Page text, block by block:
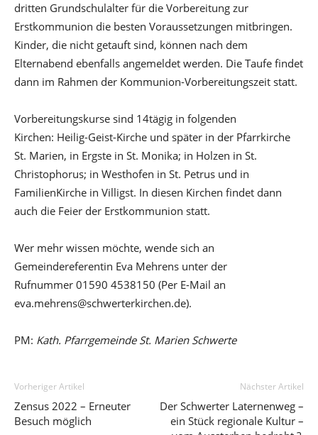
dritten Grundschulalter für die Vorbereitung zur
Erstkommunion die besten Voraussetzungen mitbringen.
Kinder, die nicht getauft sind, können nach dem
Elternabend ebenfalls angemeldet werden. Die Taufe findet
dann im Rahmen der Kommunion-Vorbereitungszeit statt.
Vorbereitungskurse sind 14tägig in folgenden
Kirchen: Heilig-Geist-Kirche und später in der Pfarrkirche
St. Marien, in Ergste in St. Monika; in Holzen in St.
Christophorus; in Westhofen in St. Petrus und in
FamilienKirche in Villigst. In diesen Kirchen findet dann
auch die Feier der Erstkommunion statt.
Wer mehr wissen möchte, wende sich an
Gemeindereferentin Eva Mehrens unter der
Rufnummer 01590 4538150 (Per E-Mail an
eva.mehrens@schwerterkirchen.de).
PM: Kath. Pfarrgemeinde St. Marien Schwerte
Vorheriger Artikel
Zensus 2022 – Erneuter
Besuch möglich
Nächster Artikel
Der Schwerter Laternenweg –
ein Stück regionale Kultur –